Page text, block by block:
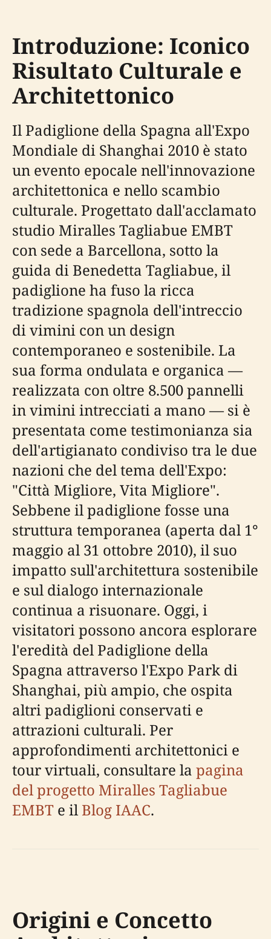
Introduzione: Iconico
Risultato Culturale e
Architettonico
Il Padiglione della Spagna all'Expo
Mondiale di Shanghai 2010 è stato
un evento epocale nell'innovazione
architettonica e nello scambio
culturale. Progettato dall'acclamato
studio Miralles Tagliabue EMBT
con sede a Barcellona, sotto la
guida di Benedetta Tagliabue, il
padiglione ha fuso la ricca
tradizione spagnola dell'intreccio
di vimini con un design
contemporaneo e sostenibile. La
sua forma ondulata e organica —
realizzata con oltre 8.500 pannelli
in vimini intrecciati a mano — si è
presentata come testimonianza sia
dell'artigianato condiviso tra le due
nazioni che del tema dell'Expo:
"Città Migliore, Vita Migliore".
Sebbene il padiglione fosse una
struttura temporanea (aperta dal 1°
maggio al 31 ottobre 2010), il suo
impatto sull'architettura sostenibile
e sul dialogo internazionale
continua a risuonare. Oggi, i
visitatori possono ancora esplorare
l'eredità del Padiglione della
Spagna attraverso l'Expo Park di
Shanghai, più ampio, che ospita
altri padiglioni conservati e
attrazioni culturali. Per
approfondimenti architettonici e
tour virtuali, consultare la pagina
del progetto Miralles Tagliabue
EMBT e ilBlog IAAC.
Origini e Concetto